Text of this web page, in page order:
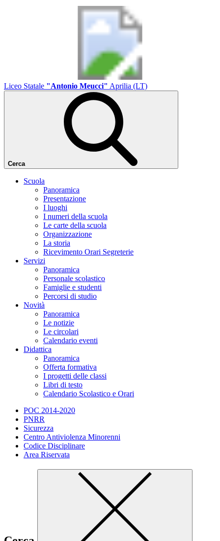
Liceo Statale "Antonio Meucci" Aprilia (LT)
Cerca
Scuola
Panoramica
Presentazione
I luoghi
I numeri della scuola
Le carte della scuola
Organizzazione
La storia
Ricevimento Orari Segreterie
Servizi
Panoramica
Personale scolastico
Famiglie e studenti
Percorsi di studio
Novità
Panoramica
Le notizie
Le circolari
Calendario eventi
Didattica
Panoramica
Offerta formativa
I progetti delle classi
Libri di testo
Calendario Scolastico e Orari
POC 2014-2020
PNRR
Sicurezza
Centro Antiviolenza Minorenni
Codice Disciplinare
Area Riservata